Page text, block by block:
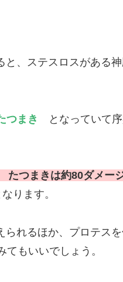
、ステスロスがある
まき
となっていて
つまきは約80ダメー
ります。
れるほか、プロテス
もいいでしょう。